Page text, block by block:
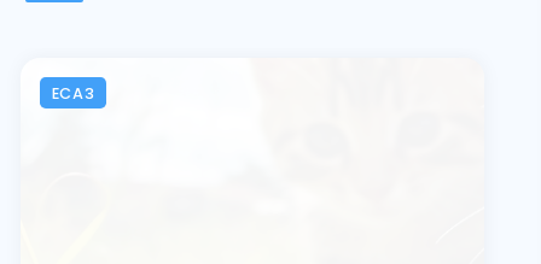
ECA3